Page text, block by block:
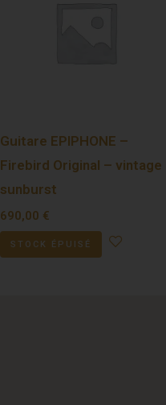
Guitare EPIPHONE –
Firebird Original – vintage
sunburst
690,00 €
STOCK ÉPUISÉ